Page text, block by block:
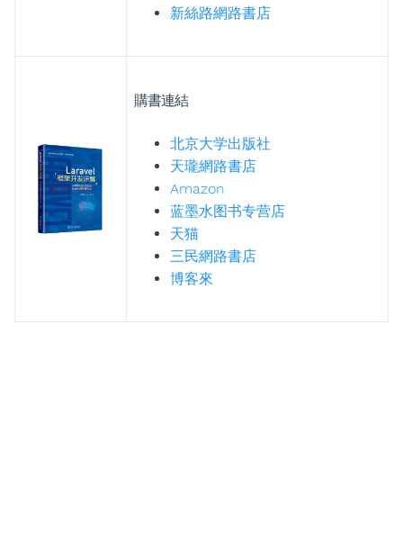
新絲路網路書店
購書連結
北京大学出版社
天瓏網路書店
Amazon
蓝墨水图书专营店
天猫
三民網路書店
博客來